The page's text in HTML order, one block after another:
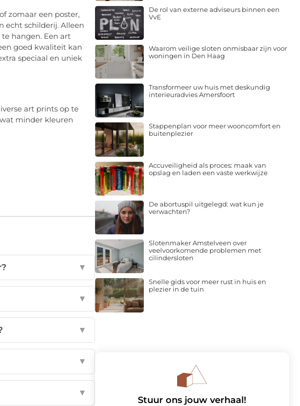
zomaar een poster,
echt schilderij. Alleen
hangen. Een art
goed kwaliteit kan
speciaal en uniek
art prints op te
minder kleuren
▼
▼
▼
▼
▼
De rol van externe adviseurs binnen een
VvE
Waarom veilige sloten onmisbaar zijn voor
woningen in Den Haag
Transformeer uw huis met deskundig
interieuradvies Amersfoort
Stappenplan voor meer wooncomfort en
buitenplezier
Accuveiligheid als proces: maak van
opslag en laden een vaste werkwijze
De abortuspil uitgelegd: wat kun je
verwachten?
Slotenmaker Amstelveen over
veelvoorkomende problemen met
cilindersloten
Snelle gids voor meer rust in huis en
plezier in de tuin
Stuur ons jouw verhaal!